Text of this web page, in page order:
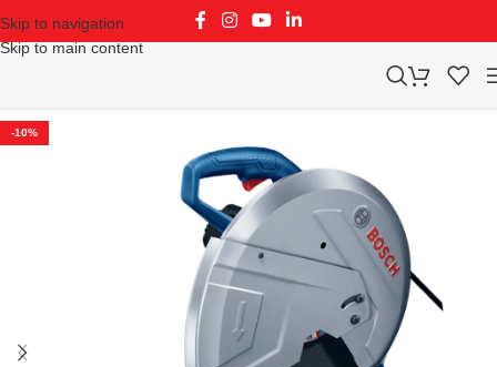
Skip to navigation
Skip to main content
-10%